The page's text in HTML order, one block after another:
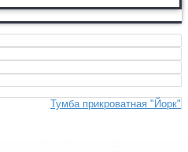
Тумба прикроватная "Йорк"